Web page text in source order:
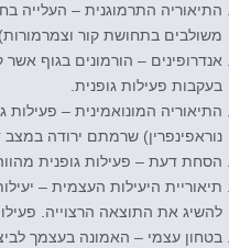
התיאוריה התרמוגנית – העלייה
משולבים בתחושת קור וצמרמורות).
אנדרופינים – הורמונים בגוף
בעקבות פעילות גופנית.
התיאוריה המונואמינית – פעילות
נוראפינפרין) שרמתם ירודה במצב
הסחת דעת – פעילות גופנית
תיאוריית היעילות העצמית –
להשיג את התוצאה הרצוייה.
בטחון עצמי – האמונה בעצמך